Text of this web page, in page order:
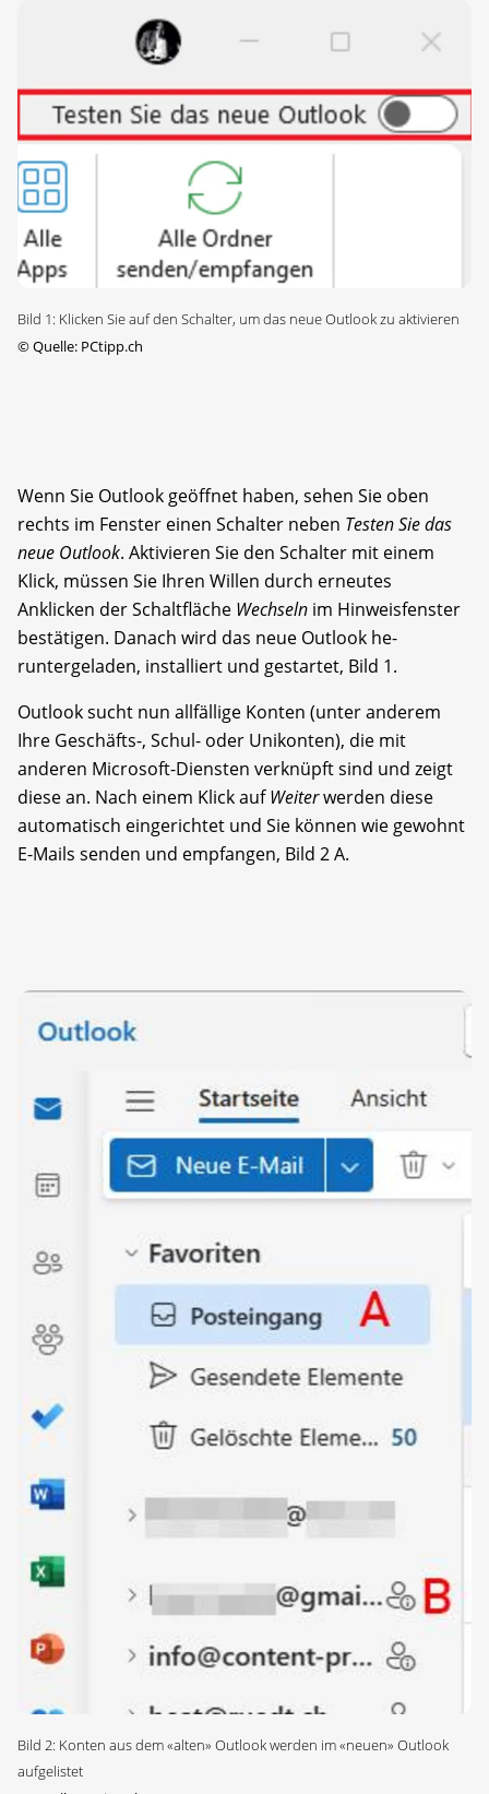
Bild 1: Klicken Sie auf den Schalter, um das neue Outlook zu aktivieren
©Quelle: PCtipp.ch
Wenn Sie Outlook geöffnet haben, sehen Sie oben
rechts im Fenster einen Schalter neben Testen Sie das
neue Outlook. Aktivieren Sie den Schalter mit einem
Klick, müssen Sie Ihren Willen durch erneutes
Anklicken der Schaltfläche Wechseln im Hinweisfenster
bestätigen. Danach wird das neue Outlook he­
runtergeladen, installiert und gestartet, Bild 1.
Outlook sucht nun allfällige Konten (unter anderem
Ihre Geschäfts-, Schul- oder Unikonten), die mit
anderen Microsoft-Diensten verknüpft sind und zeigt
diese an. Nach einem Klick aufWeiterwerden diese
automatisch eingerichtet und Sie können wie gewohnt
E-Mails senden und empfangen, Bild 2 A.
Bild 2: Konten aus dem «alten» Outlook werden im «neuen» Outlook
aufgelistet